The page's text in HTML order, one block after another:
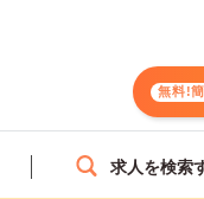
無料!
求人を検索